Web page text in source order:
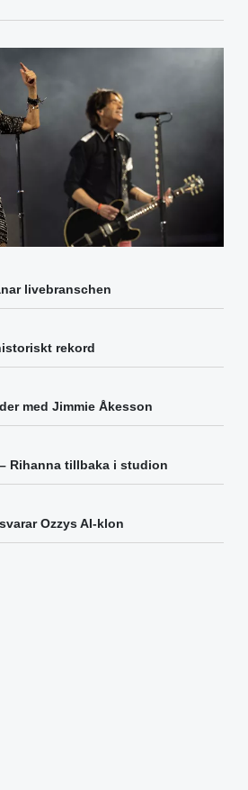
livebranschen
rekord
med Jimmie Åkesson
Rihanna tillbaka i studion
Ozzys AI-klon